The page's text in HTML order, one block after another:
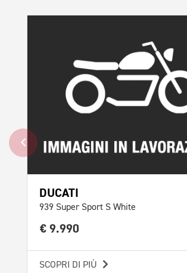
DUCATI
939 Super Sport S White
€ 9.990
SCOPRI DI PIÙ